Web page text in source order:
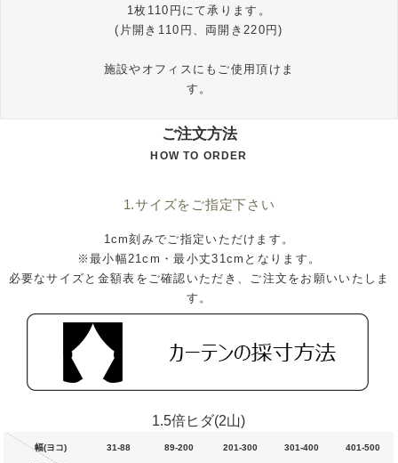
ご注文方法
HOW TO ORDER
1.サイズをご指定下さい
1cm刻みでご指定いただけます。
※最小幅21cm・最小丈31cmとなります。
必要なサイズと金額表をご確認いただき、ご注文をお願いいたしま
す。
1.5倍ヒダ(2山)
幅(ヨコ) 31-88 89-200 201-300 301-400 401-500
1枚110円にて承ります。
(片開き110円、両開き220円)
施設やオフィスにもご使用頂けま
す。